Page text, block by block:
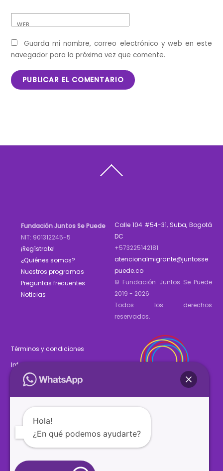
WEB
Guarda mi nombre, correo electrónico y web en este
navegador para la próxima vez que comente.
To
Fundación Juntos Se Puede
NIT: 901312245-5
¡Regístrate!
¿Quiénes somos?
Nuestros programas
Preguntas frecuentes
Noticias
Calle 104 #54-31, Suba, Bogotá
DC
+573225142181
atencionalmigrante@juntosse
puede.co
© Fundación Juntos Se Puede
2019 - 2026
Todos los derechos
reservados.
Términos y condiciones
Informe de gestión 2025
Estados financieros 2025
SÍGUENOS
Hola!
¿En qué podemos ayudarte?